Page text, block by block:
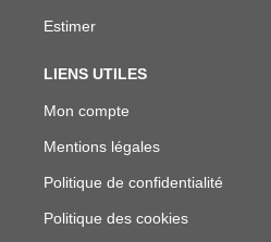
Estimer
LIENS UTILES
Mon compte
Mentions légales
Politique de confidentialité
Politique des cookies